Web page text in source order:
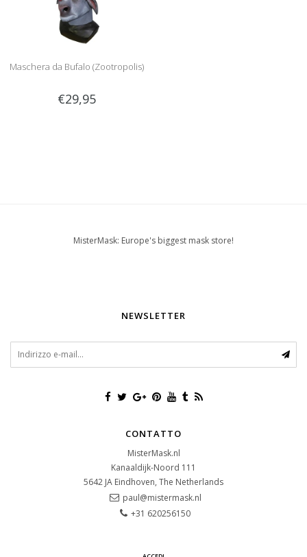
Maschera da Bufalo (Zootropolis)
€29,95
MisterMask: Europe's biggest mask store!
NEWSLETTER
CONTATTO
MisterMask.nl
Kanaaldijk-Noord 111
5642 JA Eindhoven, The Netherlands
paul@mistermask.nl
+31 620256150